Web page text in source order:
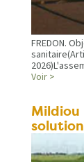
FREDON.
Voir >
Mildiou